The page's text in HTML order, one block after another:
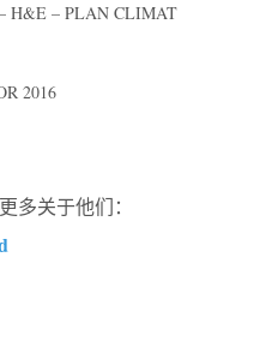
H&E – PLAN CLIMAT
2016
多关于他们：